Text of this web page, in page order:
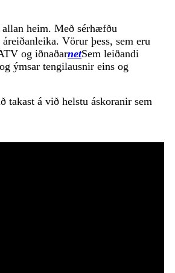
heim. Með sérhæfðu
Vörur þess, sem eru
og iðnaðarnetSem leiðandi
ýmsar tengilausnir eins og
á við helstu áskoranir sem